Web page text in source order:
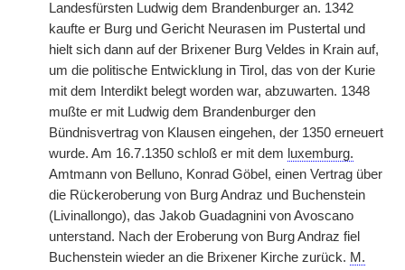
Landesfürsten Ludwig dem Brandenburger an. 1342
kaufte er Burg und Gericht Neurasen im Pustertal und
hielt sich dann auf der Brixener Burg Veldes in Krain auf,
um die politische Entwicklung in Tirol, das von der Kurie
mit dem Interdikt belegt worden war, abzuwarten. 1348
mußte er mit Ludwig dem Brandenburger den
Bündnisvertrag von Klausen eingehen, der 1350 erneuert
wurde. Am 16.7.1350 schloß er mit dem luxemburg.
Amtmann von Belluno, Konrad Göbel, einen Vertrag über
die Rückeroberung von Burg Andraz und Buchenstein
(Livinallongo), das Jakob Guadagnini von Avoscano
unterstand. Nach der Eroberung von Burg Andraz fiel
Buchenstein wieder an die Brixener Kirche zurück. M.